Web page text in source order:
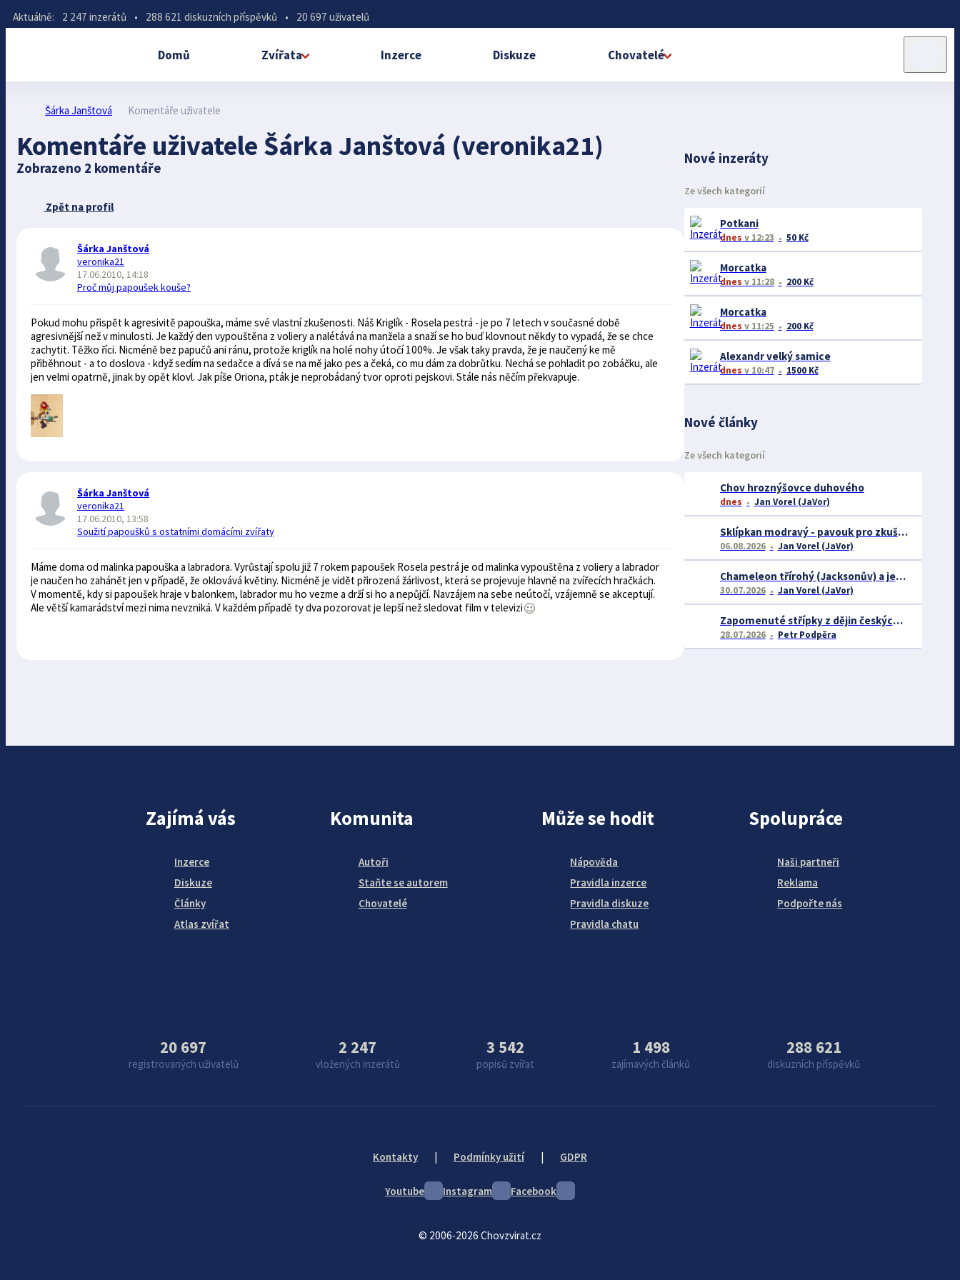
Aktuálně: 2 247 inzerátů • 288 621 diskuzních příspěvků • 20 697 uživatelů
Domů Zvířata Inzerce Diskuze Chovatelé
Šárka Janštová Komentáře uživatele
Komentáře uživatele Šárka Janštová (veronika21)
Zobrazeno 2 komentáře
Zpět na profil
Šárka Janštová
veronika21
17.06.2010, 14:18
Proč můj papoušek kouše?
Pokud mohu přispět k agresivitě papouška, máme své vlastní zkušenosti. Náš Kriglík - Rosela pestrá - je po 7 letech v současné době
agresivnější než v minulosti. Je každý den vypouštěna z voliery a nalétává na manžela a snaží se ho buď klovnout někdy to vypadá, že se chce
zachytit. Těžko říci. Nicméně bez papučů ani ránu, protože kriglík na holé nohy útočí 100%. Je však taky pravda, že je naučený ke mě
přiběhnout - a to doslova - když sedím na sedačce a dívá se na mě jako pes a čeká, co mu dám za dobrůtku. Nechá se pohladit po zobáčku, ale
jen velmi opatrně, jinak by opět klovl. Jak píše Oriona, pták je neprobádaný tvor oproti pejskovi. Stále nás něčím překvapuje.
Šárka Janštová
veronika21
17.06.2010, 13:58
Soužití papoušků s ostatními domácími zvířaty
Máme doma od malinka papouška a labradora. Vyrůstají spolu již 7 rokem papoušek Rosela pestrá je od malinka vypouštěna z voliery a labrador
je naučen ho zahánět jen v případě, že oklovává květiny. Nicméně je vidět přirozená žárlivost, která se projevuje hlavně na zvířecích hračkách.
V momentě, kdy si papoušek hraje v balonkem, labrador mu ho vezme a drží si ho a nepůjčí. Navzájem na sebe neútočí, vzájemně se akceptují.
Ale větší kamarádství mezi nima nevzniká. V každém případě ty dva pozorovat je lepší než sledovat film v televizi
Nové inzeráty
Ze všech kategorií
Potkani
dnes v 12:23 50 Kč
Morcatka
dnes v 11:28 200 Kč
Morcatka
dnes v 11:25 200 Kč
Alexandr velký samice
dnes v 10:47 1500 Kč
Nové články
Ze všech kategorií
Chov hroznýšovce duhového
dnes Jan Vorel (JaVor)
Sklípkan modravý - pavouk pro zkušené chovatele
06.08.2026 Jan Vorel (JaVor)
Chameleon třírohý (Jacksonův) a jeho chov
30.07.2026 Jan Vorel (JaVor)
Zapomenuté střípky z dějin českých exotářů - 3.část
28.07.2026 Petr Podpěra
Zajímá vás
Inzerce
Diskuze
Články
Atlas zvířat
Komunita
Autoři
Staňte se autorem
Chovatelé
Může se hodit
Nápověda
Pravidla inzerce
Pravidla diskuze
Pravidla chatu
Spolupráce
Naši partneři
Reklama
Podpořte nás
20 697
registrovaných uživatelů
2 247
vložených inzerátů
3 542
popisů zvířat
1 498
zajímavých článků
288 621
diskuzních příspěvků
© 2006-2026 Chovzvirat.cz
Youtube Instagram Facebook
Kontakty | Podmínky užití | GDPR